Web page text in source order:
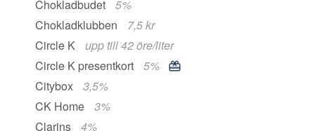
Chokladbudet
5%
Chokladklubben
7,5 kr
Circle K
upp till 42 öre/liter
Circle K presentkort
5%
Citybox
3,5%
CK Home
3%
Clarins
4%